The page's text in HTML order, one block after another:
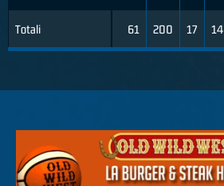
Totali 61 200 17 14